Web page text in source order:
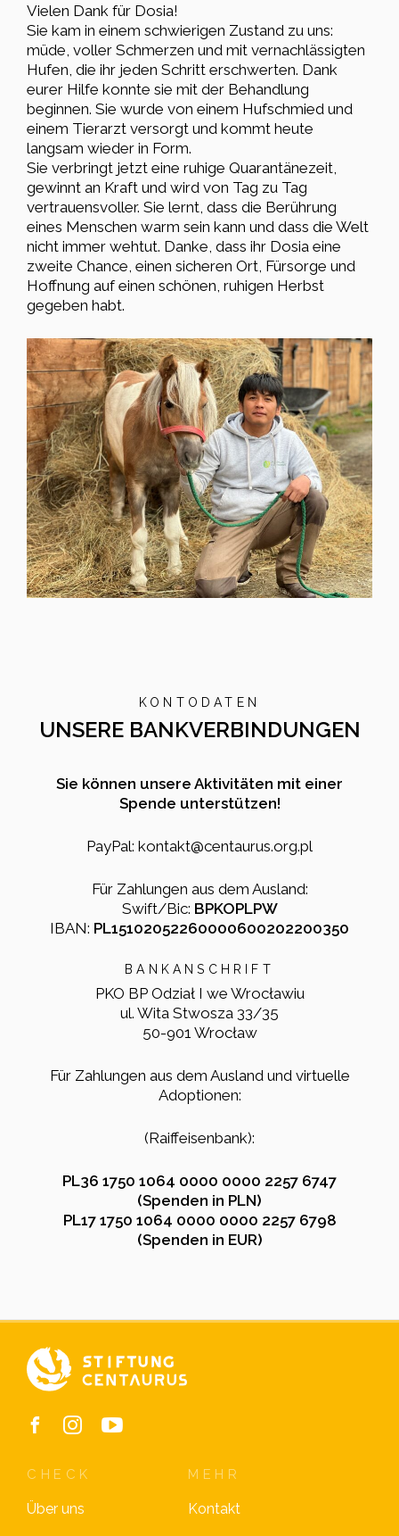
Vielen Dank für Dosia!
Sie kam in einem schwierigen Zustand zu uns:
müde, voller Schmerzen und mit vernachlässigten
Hufen, die ihr jeden Schritt erschwerten. Dank
eurer Hilfe konnte sie mit der Behandlung
beginnen. Sie wurde von einem Hufschmied und
einem Tierarzt versorgt und kommt heute
langsam wieder in Form.
Sie verbringt jetzt eine ruhige Quarantänezeit,
gewinnt an Kraft und wird von Tag zu Tag
vertrauensvoller. Sie lernt, dass die Berührung
eines Menschen warm sein kann und dass die Welt
nicht immer wehtut. Danke, dass ihr Dosia eine
zweite Chance, einen sicheren Ort, Fürsorge und
Hoffnung auf einen schönen, ruhigen Herbst
gegeben habt.
KONTODATEN
UNSERE BANKVERBINDUNGEN
Sie können unsere Aktivitäten mit einer
Spende unterstützen!
PayPal: kontakt@centaurus.org.pl
Für Zahlungen aus dem Ausland:
Swift/Bic: BPKOPLPW
IBAN: PL15102052260000600202200350
BANKANSCHRIFT
PKO BP Odział I we Wrocławiu
ul. Wita Stwosza 33/35
50-901 Wrocław
Für Zahlungen aus dem Ausland und virtuelle
Adoptionen:
(Raiffeisenbank):
PL36 1750 1064 0000 0000 2257 6747
(Spenden in PLN)
PL17 1750 1064 0000 0000 2257 6798
(Spenden in EUR)
CHECK
Über uns
MEHR
Kontakt